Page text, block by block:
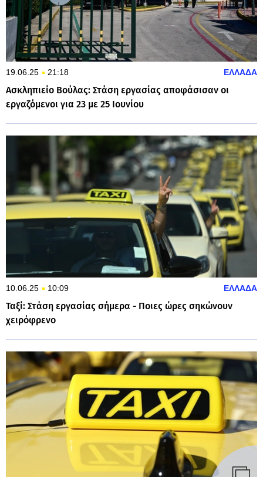
19.06.25 21:18 ΕΛΛΑΔΑ
Ασκληπιείο Βούλας: Στάση εργασίας αποφάσισαν οι
εργαζόμενοι για 23 με 25 Ιουνίου
10.06.25 10:09 ΕΛΛΑΔΑ
Ταξί: Στάση εργασίας σήμερα - Ποιες ώρες σηκώνουν
χειρόφρενο